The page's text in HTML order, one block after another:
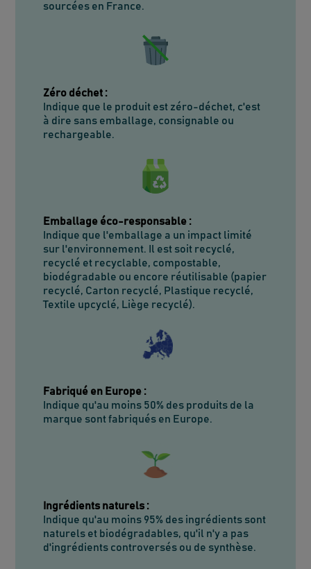
sourcées en France.
Zéro déchet :
Indique que le produit est zéro-déchet, c'est
à dire sans emballage, consignable ou
rechargeable.
Emballage éco-responsable :
Indique que l'emballage a un impact limité
sur l'environnement. Il est soit recyclé,
recyclé et recyclable, compostable,
biodégradable ou encore réutilisable (papier
recyclé, Carton recyclé, Plastique recyclé,
Textile upcyclé, Liège recyclé).
Fabriqué en Europe :
Indique qu'au moins 50% des produits de la
marque sont fabriqués en Europe.
Ingrédients naturels :
Indique qu'au moins 95% des ingrédients sont
naturels et biodégradables, qu'il n'y a pas
d'ingrédients controversés ou de synthèse.